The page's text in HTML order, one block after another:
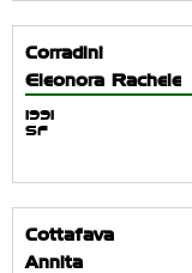
Corradini
Eleonora Rachele
1991
SF
Cottafava
Annita